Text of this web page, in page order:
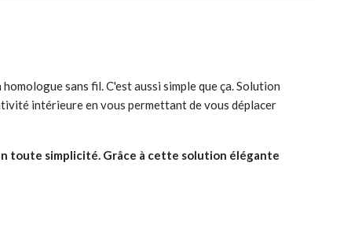
sans fil. C'est aussi simple que ça. Solution
intérieure en vous permettant de vous déplacer
toute simplicité. Grâce à cette solution élégante